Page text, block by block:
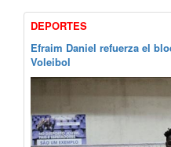
DEPORTES
Efraim Daniel refuerza el
Voleibol